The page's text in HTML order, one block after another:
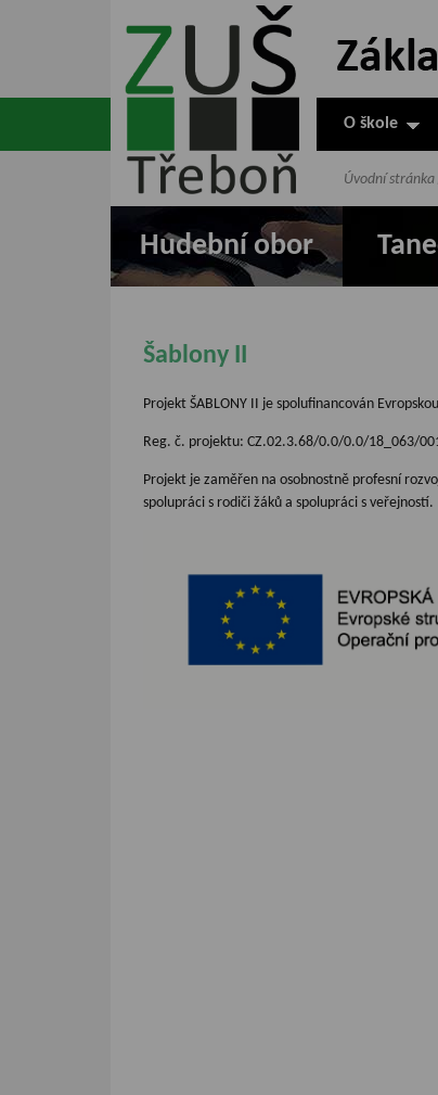
ZUŠ Třeboň -
Základní
umělecká škola
O škole
Hudební obor
Úvodní stránka
Šablony II
Projekt ŠABLONY II je spolufinancován
Reg. č. projektu: CZ.02.3.68/0.0/0.0/18_063/
Projekt je zaměřen na osobnostně profesní
spolupráci s rodiči žáků a spolupráci s veřejností.